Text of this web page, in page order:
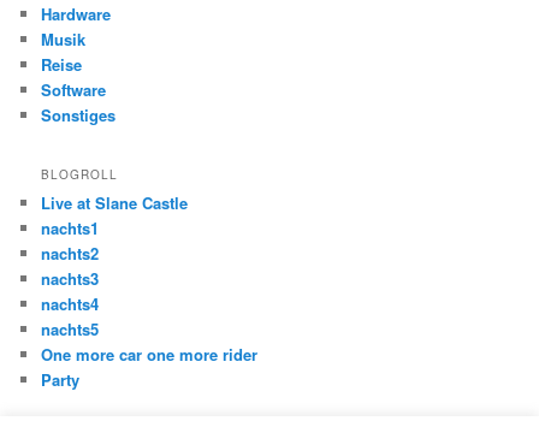
Hardware
Musik
Reise
Software
Sonstiges
BLOGROLL
Live at Slane Castle
nachts1
nachts2
nachts3
nachts4
nachts5
One more car one more rider
Party